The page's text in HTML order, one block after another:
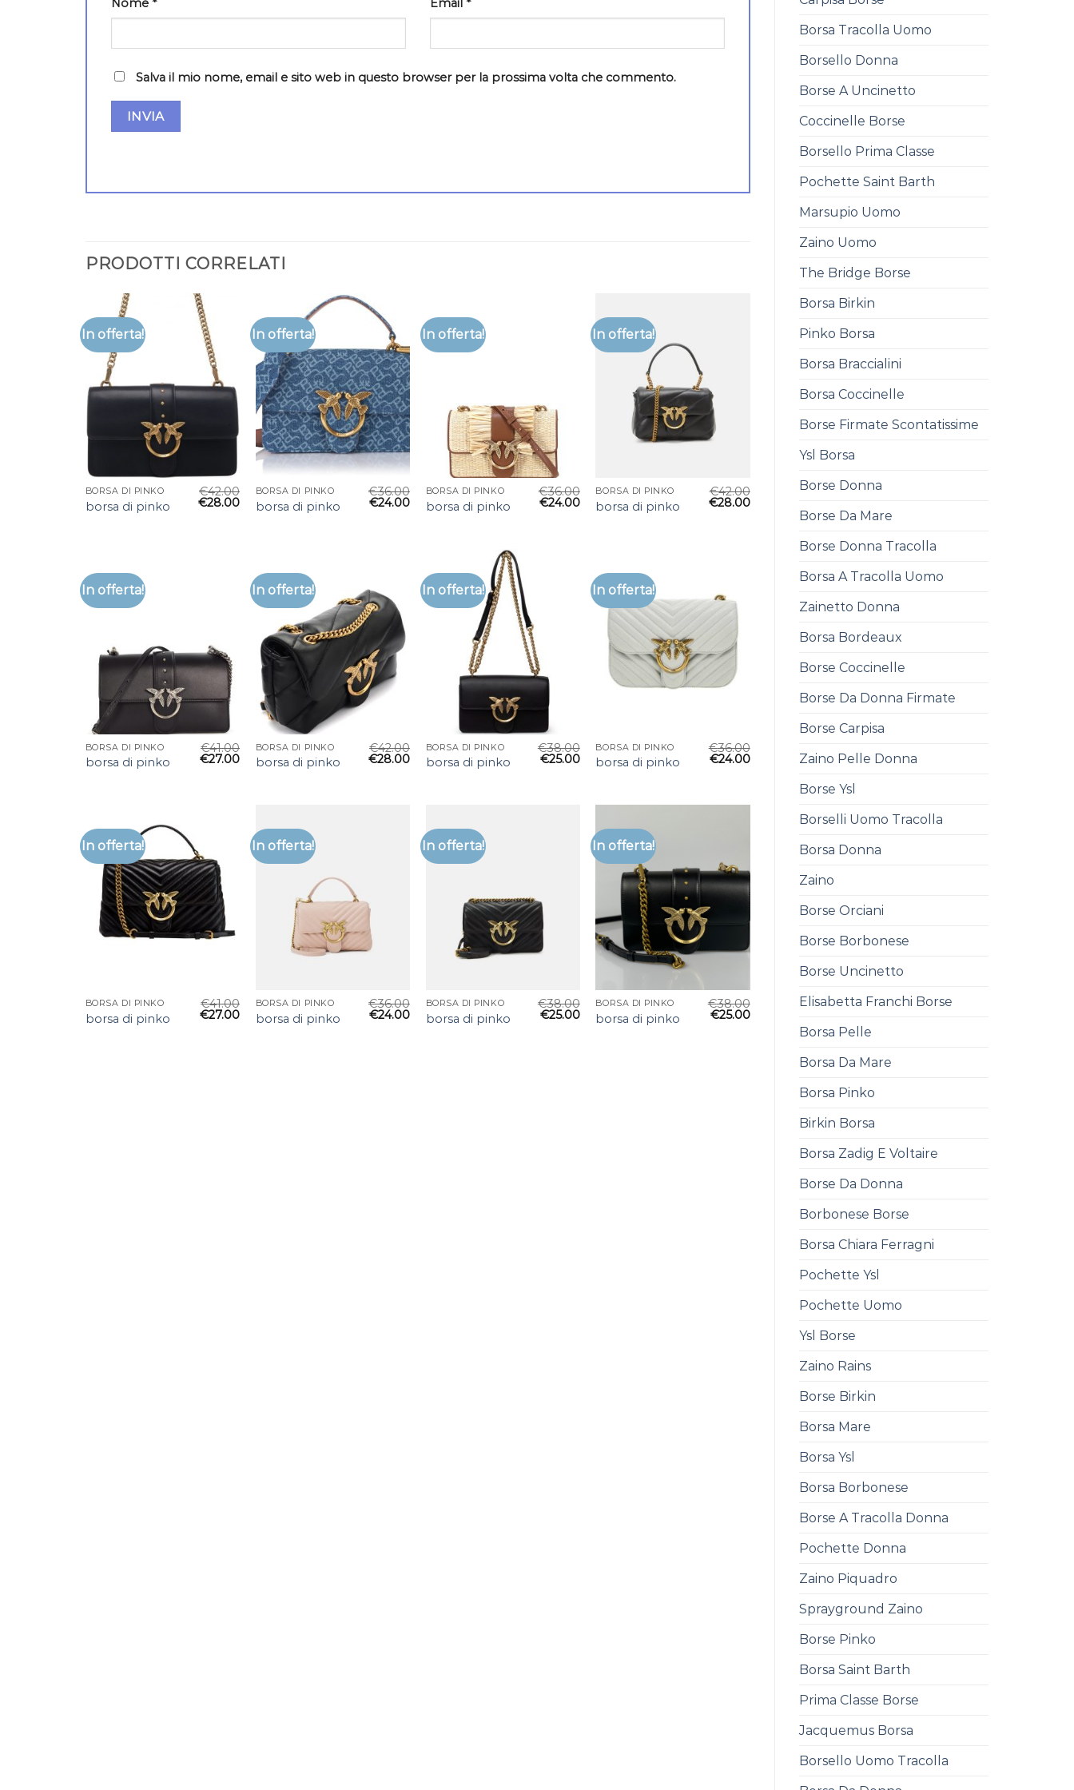
Borsa Tracolla Uomo
Borsello Donna
Borse A Uncinetto
Coccinelle Borse
Borsello Prima Classe
Pochette Saint Barth
Marsupio Uomo
Zaino Uomo
The Bridge Borse
Borsa Birkin
Pinko Borsa
Borsa Braccialini
Borsa Coccinelle
Borse Firmate Scontatissime
Ysl Borsa
Borse Donna
Borse Da Mare
Borse Donna Tracolla
Borsa A Tracolla Uomo
Zainetto Donna
Borsa Bordeaux
Borse Coccinelle
Borse Da Donna Firmate
Borse Carpisa
Zaino Pelle Donna
Borse Ysl
Borselli Uomo Tracolla
Borsa Donna
Zaino
Borse Orciani
Borse Borbonese
Borse Uncinetto
Elisabetta Franchi Borse
Borsa Pelle
Borsa Da Mare
Borsa Pinko
Birkin Borsa
Borsa Zadig E Voltaire
Borse Da Donna
Borbonese Borse
Borsa Chiara Ferragni
Pochette Ysl
Pochette Uomo
Ysl Borse
Zaino Rains
Borse Birkin
Borsa Mare
Borsa Ysl
Borsa Borbonese
Borse A Tracolla Donna
Pochette Donna
Zaino Piquadro
Sprayground Zaino
Borse Pinko
Borsa Saint Barth
Prima Classe Borse
Jacquemus Borsa
Borsello Uomo Tracolla
Nome * Email *
Salva il mio nome, email e sito web in questo browser per la prossima volta che commento.
PRODOTTI CORRELATI
In offerta!
BORSA DI PINKO
borsa di pinko
€42.00
€28.00
In offerta!
BORSA DI PINKO
borsa di pinko
€36.00
€24.00
In offerta!
BORSA DI PINKO
borsa di pinko
€36.00
€24.00
In offerta!
BORSA DI PINKO
borsa di pinko
€42.00
€28.00
In offerta!
BORSA DI PINKO
borsa di pinko
€41.00
€27.00
In offerta!
BORSA DI PINKO
borsa di pinko
€42.00
€28.00
In offerta!
BORSA DI PINKO
borsa di pinko
€38.00
€25.00
In offerta!
BORSA DI PINKO
borsa di pinko
€36.00
€24.00
In offerta!
BORSA DI PINKO
borsa di pinko
€41.00
€27.00
In offerta!
BORSA DI PINKO
borsa di pinko
€36.00
€24.00
In offerta!
BORSA DI PINKO
borsa di pinko
€38.00
€25.00
In offerta!
BORSA DI PINKO
borsa di pinko
€38.00
€25.00